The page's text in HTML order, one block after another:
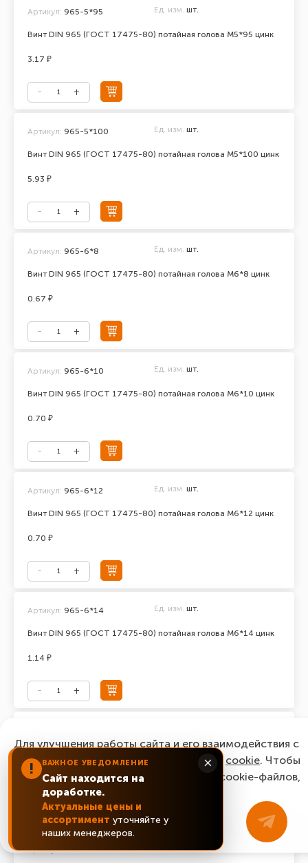
Винт DIN 965 (ГОСТ 17475-80) потайная голова М5*95 цинк
Артикул: 965-5*95 Ед. изм. шт.
3.17 ₽
Винт DIN 965 (ГОСТ 17475-80) потайная голова М5*100 цинк
Артикул: 965-5*100 Ед. изм. шт.
5.93 ₽
Винт DIN 965 (ГОСТ 17475-80) потайная голова М6*8 цинк
Артикул: 965-6*8 Ед. изм. шт.
0.67 ₽
Винт DIN 965 (ГОСТ 17475-80) потайная голова М6*10 цинк
Артикул: 965-6*10 Ед. изм. шт.
0.70 ₽
Винт DIN 965 (ГОСТ 17475-80) потайная голова М6*12 цинк
Артикул: 965-6*12 Ед. изм. шт.
0.70 ₽
Винт DIN 965 (ГОСТ 17475-80) потайная голова М6*14 цинк
Артикул: 965-6*14 Ед. изм. шт.
1.14 ₽
Винт DIN 965 (ГОСТ 17475-80) потайная голова М6*16 цинк
0.87 ₽
Артикул: 965-6*20 Ед. изм. шт.
! ВАЖНОЕ УВЕДОМЛЕНИЕ
Сайт находится на
доработке.
Актуальные цены и
ассортимент уточняйте у
наших менеджеров.
×
Для улучшения работы сайта и его взаимодействия с
пользователями мы используем файлы cookie. Чтобы
согласиться с нашим использованием cookie-файлов,
нажмите “Ок, понятно!”
ОК, понятно!